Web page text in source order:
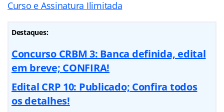
Curso e Assinatura Ilimitada
Destaques:
Concurso CRBM 3: Banca definida, edital
em breve; CONFIRA!
Edital CRP 10: Publicado; Confira todos
os detalhes!